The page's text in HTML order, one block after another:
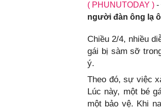
( PHUNUTODAY ) -
người đàn ông lạ
Chiều 2/4, nhiều
gái bị sàm sỡ
ý.
Theo đó, sự việc
Lúc này, một bé
một bảo vệ. Khi